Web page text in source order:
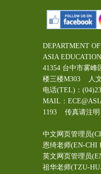
DEPARTMENT
ASIA
41354 台中市雾
楼三楼M303 人
电话(TEL)：
MAIL：
1193 传真请注明
中文网页管理员
恩绮老师(EN-CHI
英文网页管理员
祖华老师(TZU-